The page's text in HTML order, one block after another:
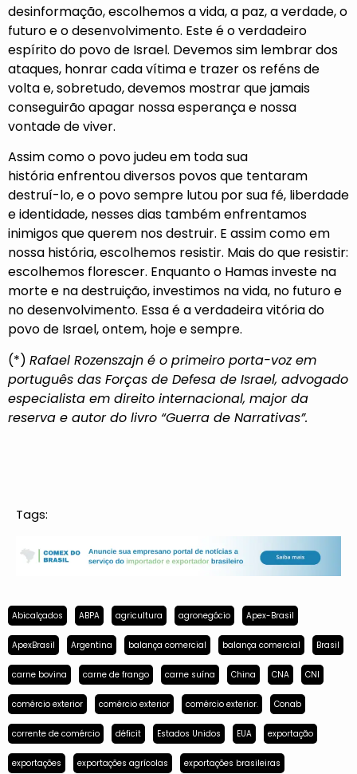
desinformação, escolhemos a vida, a paz, a verdade, o
futuro e o desenvolvimento. Este é o verdadeiro
espírito do povo de Israel. Devemos sim lembrar dos
ataques, honrar cada vítima e trazer os reféns de
volta e, sobretudo, devemos mostrar que jamais
conseguirão apagar nossa esperança e nossa
vontade de viver.
Assim como o povo judeu em toda sua
história enfrentou diversos povos que tentaram
destruí-lo, e o povo sempre lutou por sua fé, liberdade
e identidade, nesses dias também enfrentamos
inimigos que querem nos destruir. E assim como em
nossa história, escolhemos resistir. Mais do que resistir:
escolhemos florescer. Enquanto o Hamas investe na
morte e na destruição, investimos na vida, no futuro e
no desenvolvimento. Essa é a verdadeira vitória do
povo de Israel, ontem, hoje e sempre.
(*) Rafael Rozenszajn é o primeiro porta-voz em
português das Forças de Defesa de Israel, advogado
especialista em direito internacional, major da
reserva e autor do livro “Guerra de Narrativas”.
Tags:
Abicalçados ABPA agricultura agronegócio Apex-Brasil
ApexBrasil Argentina balança comercial balança comercial Brasil
carne bovina carne de frango carne suína China CNA CNI
comércio exterior comércio exterior comércio exterior. Conab
corrente de comércio déficit Estados Unidos EUA exportação
exportações exportações agrícolas exportações brasileiras